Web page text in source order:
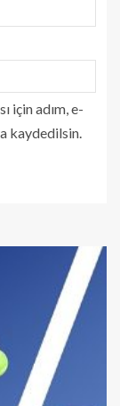
için adım, e-
kaydedilsin.